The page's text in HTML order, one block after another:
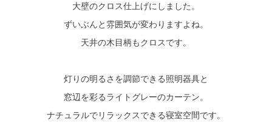
大壁のクロス仕上げにしました。
ずいぶんと雰囲気が変わりますよね。
天井の木目柄もクロスです。
灯りの明るさを調節できる照明器具と
窓辺を彩るライトグレーのカーテン。
ナチュラルでリラックスできる寝室空間です。